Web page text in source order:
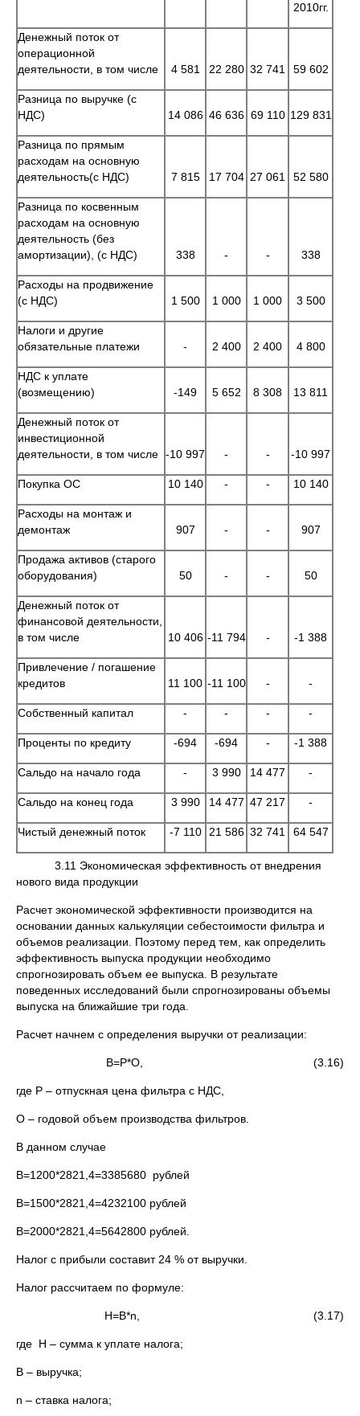
2010гг.
Денежный поток от
операционной
деятельности, в том числе
4 581 22 280 32 741 59 602
Разница по выручке (с
НДС)
14 086 46 636 69 110 129 831
Разница по прямым
расходам на основную
деятельность(с НДС)
7 815 17 704 27 061 52 580
Разница по косвенным
расходам на основную
деятельность (без
амортизации), (с НДС)
338 - - 338
Расходы на продвижение
(с НДС)
1 500 1 000 1 000 3 500
Налоги и другие
обязательные платежи
- 2 400 2 400 4 800
НДС к уплате
(возмещению)
-149 5 652 8 308 13 811
Денежный поток от
инвестиционной
деятельности, в том числе -10 997 - - -10 997
Покупка ОС 10 140 - - 10 140
Расходы на монтаж и
демонтаж
907 - - 907
Продажа активов (старого
оборудования)
50 - - 50
Денежный поток от
финансовой деятельности,
в том числе
10 406 -11 794 - -1 388
Привлечение / погашение
кредитов
11 100 -11 100 - -
Собственный капитал - - - -
Проценты по кредиту -694 -694 - -1 388
Сальдо на начало года - 3 990 14 477 -
Сальдо на конец года 3 990 14 477 47 217 -
Чистый денежный поток -7 110 21 586 32 741 64 547
3.11 Экономическая эффективность от внедрения
нового вида продукции
Расчет экономической эффективности производится на
основании данных калькуляции себестоимости фильтра и
объемов реализации. Поэтому перед тем, как определить
эффективность выпуска продукции необходимо
спрогнозировать объем ее выпуска. В результате
поведенных исследований были спрогнозированы объемы
выпуска на ближайшие три года.
Расчет начнем с определения выручки от реализации:
В=Р*О, (3.16)
где Р – отпускная цена фильтра с НДС,
О – годовой объем производства фильтров.
В данном случае
В=1200*2821,4=3385680 рублей
В=1500*2821,4=4232100 рублей
В=2000*2821,4=5642800 рублей.
Налог с прибыли составит 24 % от выручки.
Налог рассчитаем по формуле:
Н=В*n, (3.17)
где Н – сумма к уплате налога;
В – выручка;
n – ставка налога;